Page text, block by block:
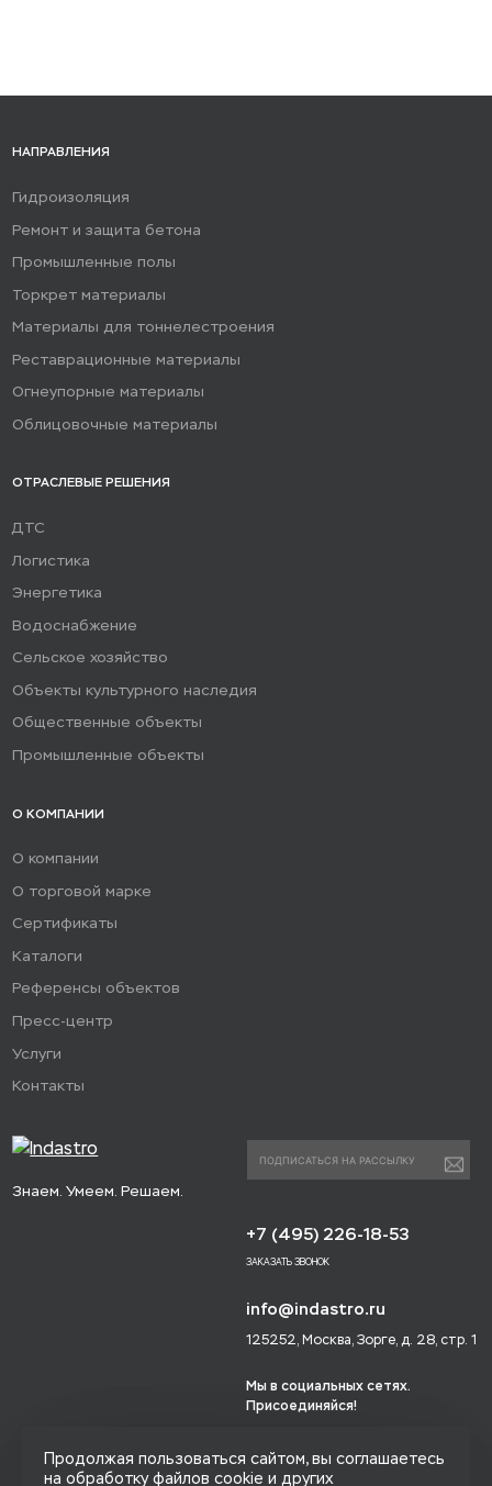
Знаем. Умеем. Решаем.
НАПРАВЛЕНИЯ
Гидроизоляция
Ремонт и защита бетона
Промышленные полы
Торкрет материалы
Материалы для тоннелестроения
Реставрационные материалы
Огнеупорные материалы
Облицовочные материалы
ОТРАСЛЕВЫЕ РЕШЕНИЯ
ДТС
Логистика
Энергетика
Водоснабжение
Сельское хозяйство
Объекты культурного наследия
Общественные объекты
Промышленные объекты
О КОМПАНИИ
О компании
О торговой марке
Сертификаты
Каталоги
Референсы объектов
Пресс-центр
Услуги
Контакты
+7 (495) 226-18-53
ЗАКАЗАТЬ ЗВОНОК
info@indastro.ru
125252, Москва, Зорге, д. 28, стр. 1
Мы в социальных сетях.
Присоединяйся!
Продолжая пользоваться сайтом, вы соглашаетесь
на обработку файлов cookie и других